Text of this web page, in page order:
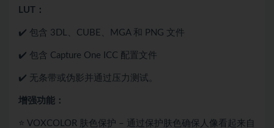
LUT：
✔️ 包含 3DL、CUBE、MGA 和 PNG 文件
✔️ 包含 Capture One ICC 配置文件
✔️ 无条带或伪影并通过压力测试。
增强功能：
⭐ VOXCOLOR 肤色保护 – 通过保护肤色确保人像看起来自